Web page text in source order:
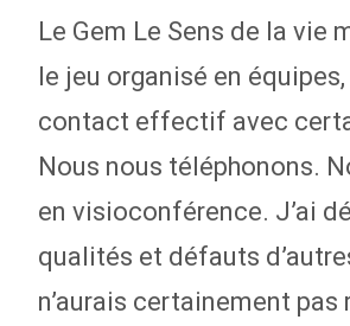
Le Gem Le Sens de la vie
le jeu organisé en
contact effectif avec
Nous nous téléphonons.
en visioconférence. J’ai
qualités et défauts
n’aurais certainement pas